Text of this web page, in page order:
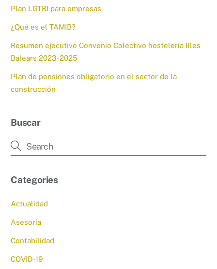
Plan LGTBI para empresas
¿Qué es el TAMIB?
Resumen ejecutivo Convenio Colectivo hostelería Illes
Balears 2023-2025
Plan de pensiones obligatorio en el sector de la
construcción
Buscar
Categories
Actualidad
Asesoría
Contabilidad
COVID-19